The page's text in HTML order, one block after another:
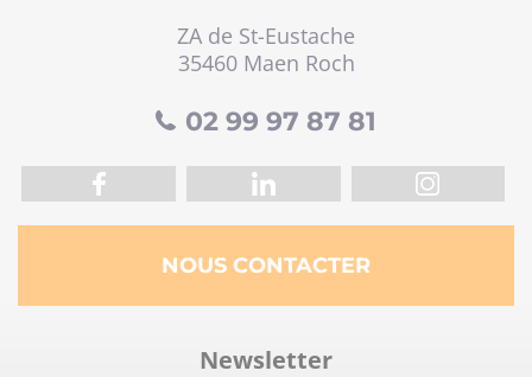
ZA de St-Eustache
35460 Maen Roch
02 99 97 87 81
NOUS CONTACTER
Newsletter